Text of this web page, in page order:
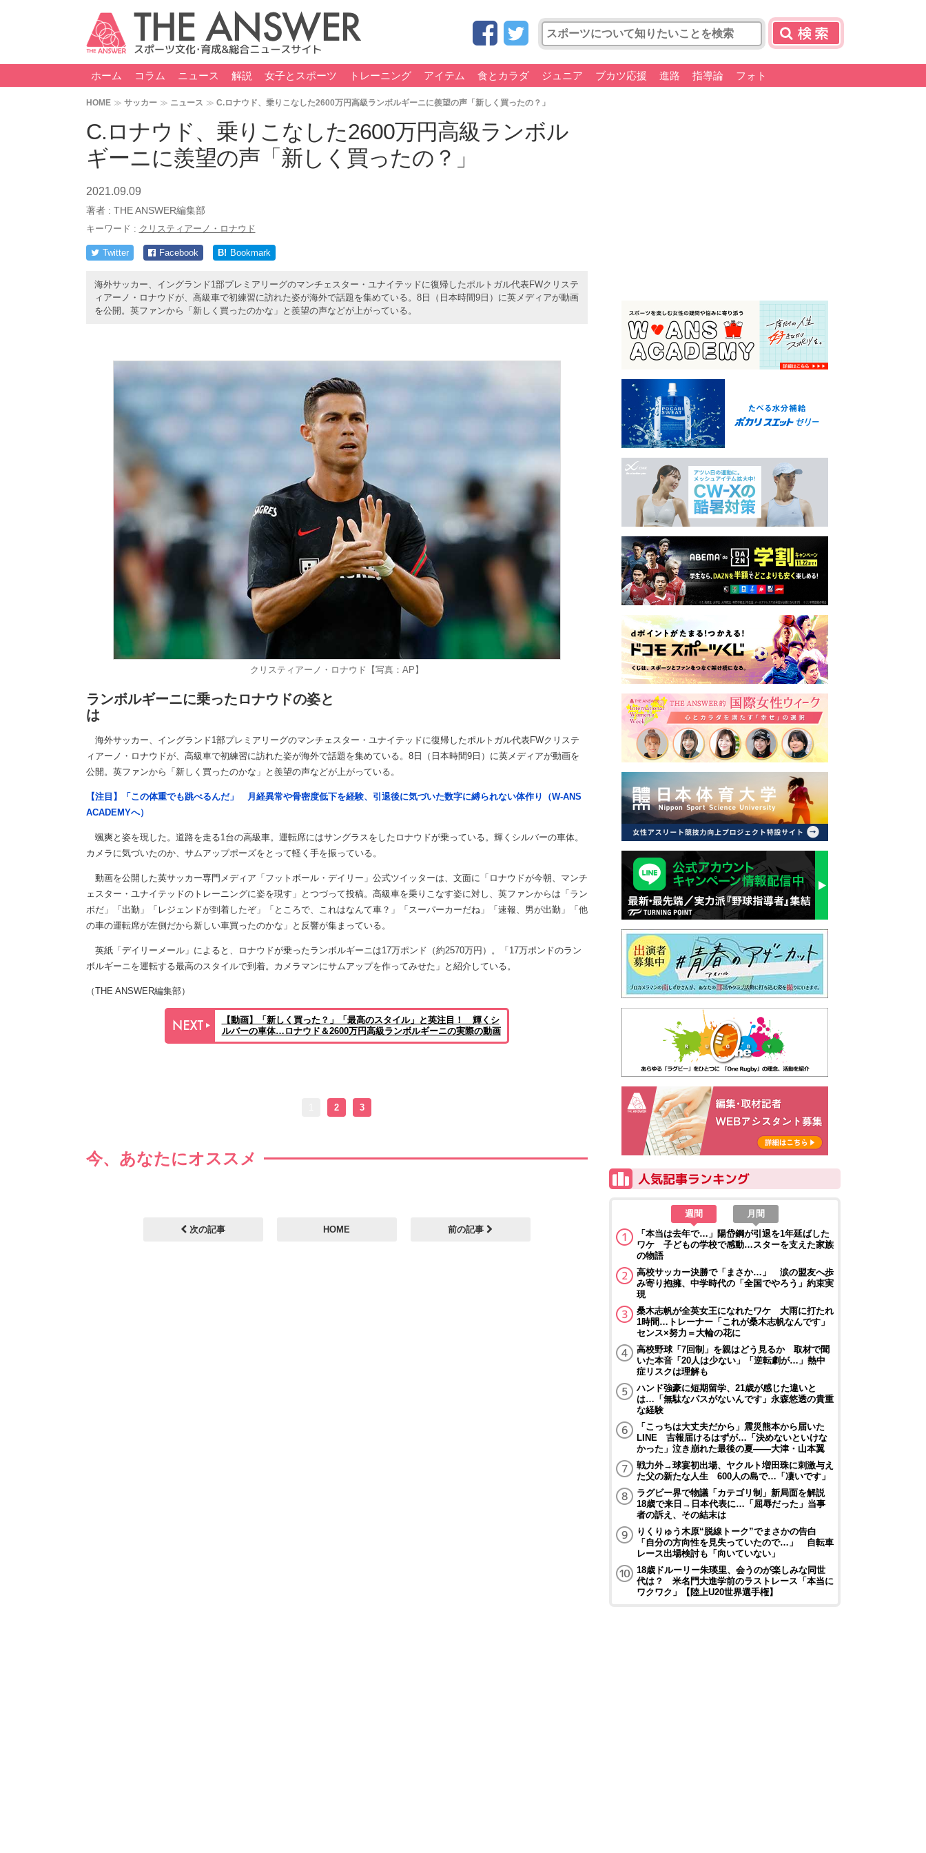
ホーム コラム ニュース 解説 女子とスポーツ トレーニング アイテム 食とカラダ ジュニア ブカツ応援 進路 指導論 フォト
HOME サッカー ニュース C.ロナウド、乗りこなした2600万円高級ランボルギーニに羨望の声「新しく買ったの？」
C.ロナウド、乗りこなした2600万円高級ランボル
ギーニに羨望の声「新しく買ったの？」
2021.09.09
著者 : THE ANSWER編集部
キーワード : クリスティアーノ・ロナウド
Twitter Facebook B! Bookmark
海外サッカー、イングランド1部プレミアリーグのマンチェスター・ユナイテッドに復帰したポルトガル代表FWクリステ
ィアーノ・ロナウドが、高級車で初練習に訪れた姿が海外で話題を集めている。8日（日本時間9日）に英メディアが動画
を公開。英ファンから「新しく買ったのかな」と羨望の声などが上がっている。
クリスティアーノ・ロナウド【写真：AP】
ランボルギーニに乗ったロナウドの姿と
は
海外サッカー、イングランド1部プレミアリーグのマンチェスター・ユナイテッドに復帰したポルトガル代表FWクリステ
ィアーノ・ロナウドが、高級車で初練習に訪れた姿が海外で話題を集めている。8日（日本時間9日）に英メディアが動画を
公開。英ファンから「新しく買ったのかな」と羨望の声などが上がっている。
【注目】「この体重でも跳べるんだ」 月経異常や骨密度低下を経験、引退後に気づいた数字に縛られない体作り（W-ANS
ACADEMYへ）
颯爽と姿を現した。道路を走る1台の高級車。運転席にはサングラスをしたロナウドが乗っている。輝くシルバーの車体。
カメラに気づいたのか、サムアップポーズをとって軽く手を振っている。
動画を公開した英サッカー専門メディア「フットボール・デイリー」公式ツイッターは、文面に「ロナウドが今朝、マンチ
ェスター・ユナイテッドのトレーニングに姿を現す」とつづって投稿。高級車を乗りこなす姿に対し、英ファンからは「ラン
ボだ」「出勤」「レジェンドが到着したぞ」「ところで、これはなんて車？」「スーパーカーだね」「速報、男が出勤」「他
の車の運転席が左側だから新しい車買ったのかな」と反響が集まっている。
英紙「デイリーメール」によると、ロナウドが乗ったランボルギーニは17万ポンド（約2570万円）。「17万ポンドのラン
ボルギーニを運転する最高のスタイルで到着。カメラマンにサムアップを作ってみせた」と紹介している。
（THE ANSWER編集部）
【動画】「新しく買った？」「最高のスタイル」と英注目！ 輝くシ
ルバーの車体…ロナウド＆2600万円高級ランボルギーニの実際の動画
2 3
今、あなたにオススメ
次の記事 HOME 前の記事
週間
月間
「本当は去年で…」陽岱鋼が引退を1年延ばした
ワケ 子どもの学校で感動…スターを支えた家族
の物語
高校サッカー決勝で「まさか…」 涙の盟友へ歩
み寄り抱擁、中学時代の「全国でやろう」約束実
現
桑木志帆が全英女王になれたワケ 大雨に打たれ
1時間…トレーナー「これが桑木志帆なんです」
センス×努力＝大輪の花に
高校野球「7回制」を親はどう見るか 取材で聞
いた本音「20人は少ない」「逆転劇が…」熱中
症リスクは理解も
ハンド強豪に短期留学、21歳が感じた違いと
は…「無駄なパスがないんです」永森悠透の貴重
な経験
「こっちは大丈夫だから」震災熊本から届いた
LINE 吉報届けるはずが…「決めないといけな
かった」泣き崩れた最後の夏――大津・山本翼
戦力外→球宴初出場、ヤクルト増田珠に刺激与え
た父の新たな人生 600人の島で…「凄いです」
ラグビー界で物議「カテゴリ制」新局面を解説
18歳で来日→日本代表に…「屈辱だった」当事
者の訴え、その結末は
りくりゅう木原“脱線トーク”でまさかの告白
「自分の方向性を見失っていたので…」 自転車
レース出場検討も「向いていない」
18歳ドルーリー朱瑛里、会うのが楽しみな同世
代は？ 米名門大進学前のラストレース「本当に
ワクワク」【陸上U20世界選手権】